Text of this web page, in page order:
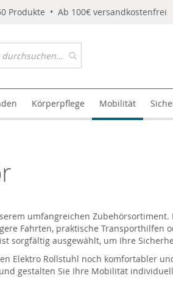
Produkte • Ab 100€ versandkostenfrei
Körperpflege Mobilität
umfangreichen Zubehörsortiment.
Fahrten, praktische Transporthilfen
sorgfältig ausgewählt, um Ihre
Elektro Rollstuhl noch komfortabler
gestalten Sie Ihre Mobilität